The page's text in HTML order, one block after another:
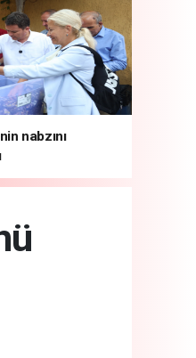
nabzını